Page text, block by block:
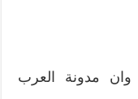
‬وان مدونة العرب